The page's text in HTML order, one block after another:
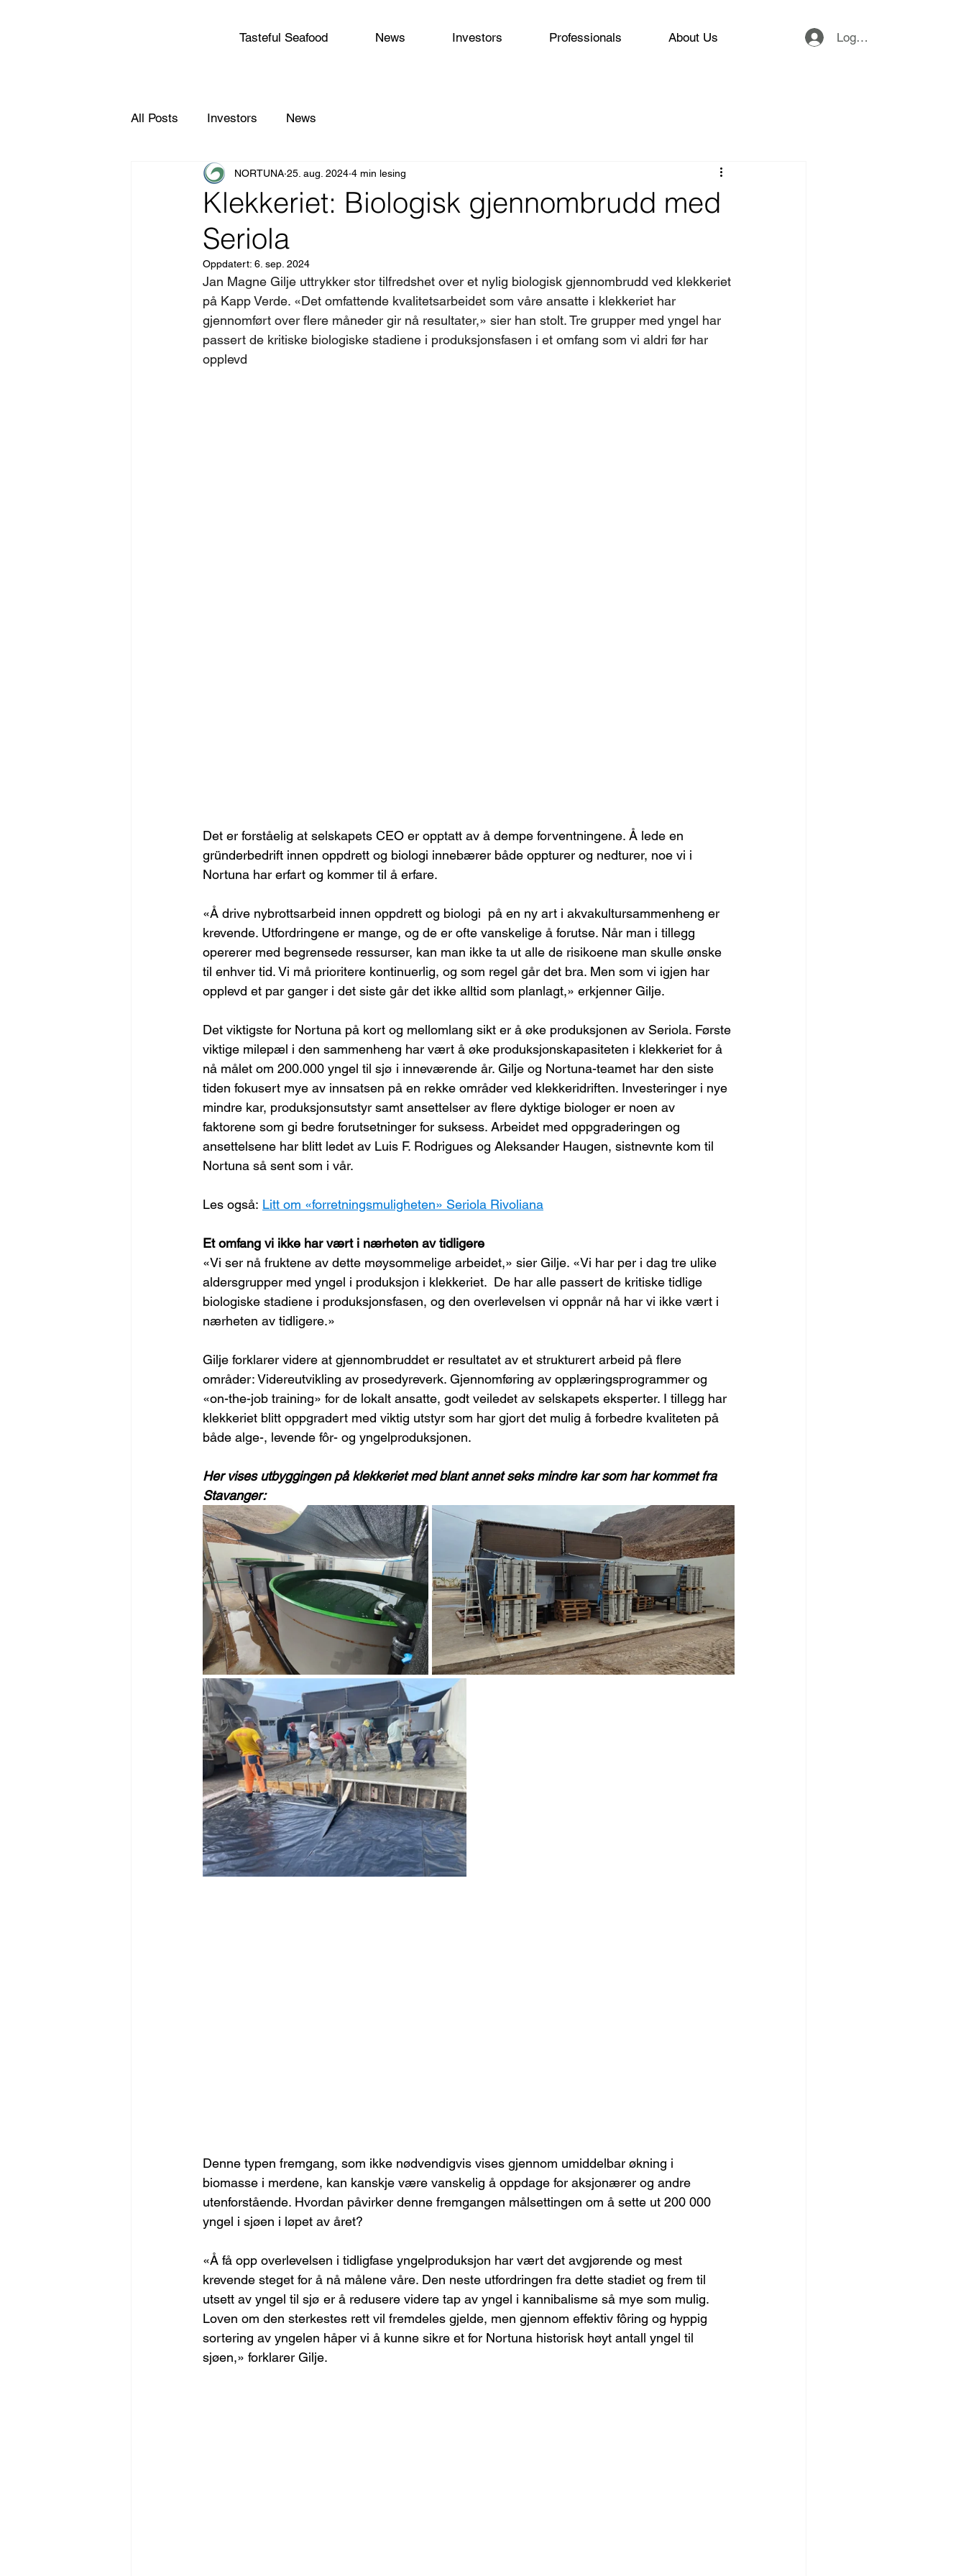
Tasteful Seafood News Investors Professionals About Us Logg inn
All Posts Investors News
Klekkeriet: Biologisk gjennombrudd med
Seriola
NORTUNA 25. aug. 2024 4 min lesing
Oppdatert: 6. sep. 2024
Jan Magne Gilje uttrykker stor tilfredshet over et nylig biologisk gjennombrudd ved klekkeriet
på Kapp Verde. «Det omfattende kvalitetsarbeidet som våre ansatte i klekkeriet har
gjennomført over flere måneder gir nå resultater,» sier han stolt. Tre grupper med yngel har
passert de kritiske biologiske stadiene i produksjonsfasen i et omfang som vi aldri før har
opplevd
Det er forståelig at selskapets CEO er opptatt av å dempe forventningene. Å lede en
gründerbedrift innen oppdrett og biologi innebærer både oppturer og nedturer, noe vi i
Nortuna har erfart og kommer til å erfare.
«Å drive nybrottsarbeid innen oppdrett og biologi  på en ny art i akvakultursammenheng er
krevende. Utfordringene er mange, og de er ofte vanskelige å forutse. Når man i tillegg
opererer med begrensede ressurser, kan man ikke ta ut alle de risikoene man skulle ønske
til enhver tid. Vi må prioritere kontinuerlig, og som regel går det bra. Men som vi igjen har
opplevd et par ganger i det siste går det ikke alltid som planlagt,» erkjenner Gilje.
Det viktigste for Nortuna på kort og mellomlang sikt er å øke produksjonen av Seriola. Første
viktige milepæl i den sammenheng har vært å øke produksjonskapasiteten i klekkeriet for å
nå målet om 200.000 yngel til sjø i inneværende år. Gilje og Nortuna-teamet har den siste
tiden fokusert mye av innsatsen på en rekke områder ved klekkeridriften. Investeringer i nye
mindre kar, produksjonsutstyr samt ansettelser av flere dyktige biologer er noen av
faktorene som gi bedre forutsetninger for suksess. Arbeidet med oppgraderingen og
ansettelsene har blitt ledet av Luis F. Rodrigues og Aleksander Haugen, sistnevnte kom til
Nortuna så sent som i vår.
Les også: Litt om «forretningsmuligheten» Seriola Rivoliana
Et omfang vi ikke har vært i nærheten av tidligere
«Vi ser nå fruktene av dette møysommelige arbeidet,» sier Gilje. «Vi har per i dag tre ulike
aldersgrupper med yngel i produksjon i klekkeriet.  De har alle passert de kritiske tidlige
biologiske stadiene i produksjonsfasen, og den overlevelsen vi oppnår nå har vi ikke vært i
nærheten av tidligere.»
Gilje forklarer videre at gjennombruddet er resultatet av et strukturert arbeid på flere
områder: Videreutvikling av prosedyreverk. Gjennomføring av opplæringsprogrammer og
«on-the-job training» for de lokalt ansatte, godt veiledet av selskapets eksperter. I tillegg har
klekkeriet blitt oppgradert med viktig utstyr som har gjort det mulig å forbedre kvaliteten på
både alge-, levende fôr- og yngelproduksjonen.
Her vises utbyggingen på klekkeriet med blant annet seks mindre kar som har kommet fra
Stavanger:
Denne typen fremgang, som ikke nødvendigvis vises gjennom umiddelbar økning i
biomasse i merdene, kan kanskje være vanskelig å oppdage for aksjonærer og andre
utenforstående. Hvordan påvirker denne fremgangen målsettingen om å sette ut 200 000
yngel i sjøen i løpet av året?
«Å få opp overlevelsen i tidligfase yngelproduksjon har vært det avgjørende og mest
krevende steget for å nå målene våre. Den neste utfordringen fra dette stadiet og frem til
utsett av yngel til sjø er å redusere videre tap av yngel i kannibalisme så mye som mulig.
Loven om den sterkestes rett vil fremdeles gjelde, men gjennom effektiv fôring og hyppig
sortering av yngelen håper vi å kunne sikre et for Nortuna historisk høyt antall yngel til
sjøen,» forklarer Gilje.